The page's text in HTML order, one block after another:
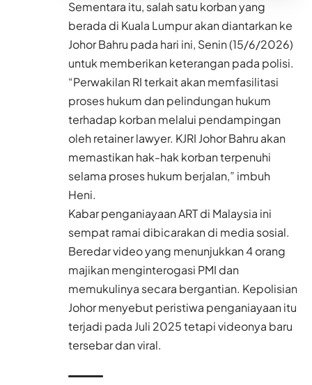
Sementara itu, salah satu korban yang
berada di Kuala Lumpur akan diantarkan ke
Johor Bahru pada hari ini, Senin (15/6/2026)
untuk memberikan keterangan pada polisi.
“Perwakilan RI terkait akan memfasilitasi
proses hukum dan pelindungan hukum
terhadap korban melalui pendampingan
oleh retainer lawyer. KJRI Johor Bahru akan
memastikan hak-hak korban terpenuhi
selama proses hukum berjalan,” imbuh
Heni.
Kabar penganiayaan ART di Malaysia ini
sempat ramai dibicarakan di media sosial.
Beredar video yang menunjukkan 4 orang
majikan menginterogasi PMI dan
memukulinya secara bergantian. Kepolisian
Johor menyebut peristiwa penganiayaan itu
terjadi pada Juli 2025 tetapi videonya baru
tersebar dan viral.